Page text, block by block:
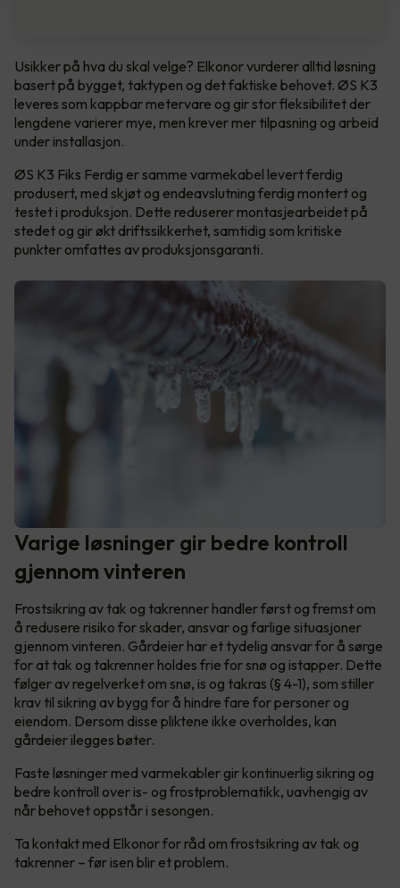
Usikker på hva du skal velge? Elkonor vurderer alltid løsning
basert på bygget, taktypen og det faktiske behovet. ØS K3
leveres som kappbar metervare og gir stor fleksibilitet der
lengdene varierer mye, men krever mer tilpasning og arbeid
under installasjon.
ØS K3 Fiks Ferdig er samme varmekabel levert ferdig
produsert, med skjøt og endeavslutning ferdig montert og
testet i produksjon. Dette reduserer montasjearbeidet på
stedet og gir økt driftssikkerhet, samtidig som kritiske
punkter omfattes av produksjonsgaranti.
Varige løsninger gir bedre kontroll
gjennom vinteren
Frostsikring av tak og takrenner handler først og fremst om
å redusere risiko for skader, ansvar og farlige situasjoner
gjennom vinteren. Gårdeier har et tydelig ansvar for å sørge
for at tak og takrenner holdes frie for snø og istapper. Dette
følger av regelverket om snø, is og takras (§ 4-1), som stiller
krav til sikring av bygg for å hindre fare for personer og
eiendom. Dersom disse pliktene ikke overholdes, kan
gårdeier ilegges bøter.
Faste løsninger med varmekabler gir kontinuerlig sikring og
bedre kontroll over is- og frostproblematikk, uavhengig av
når behovet oppstår i sesongen.
Ta kontakt med Elkonor for råd om frostsikring av tak og
takrenner – før isen blir et problem.